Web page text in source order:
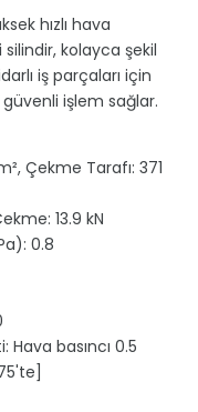
hızlı hava
kolayca şekil
iş parçaları için
işlem sağlar.
Çekme Tarafı: 371
13.9 kN
0.8
basıncı 0.5